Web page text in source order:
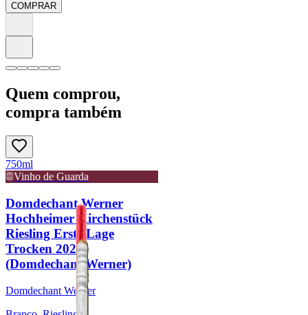
COMPRAR
Quem comprou,
compra também
750ml
Vinho de Guarda
Domdechant Werner
Hochheimer Kirchenstück
Riesling Erste Lage
Trocken 2023
(Domdechant Werner)
Domdechant Werner